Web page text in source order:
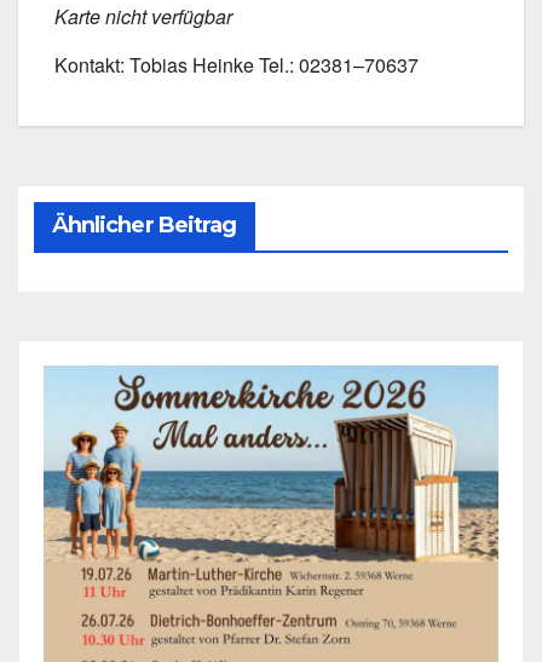
Kar­te nicht ver­füg­bar
Kon­takt: Tobi­as Hein­ke Tel.: 02381–70637
Ähnlicher Beitrag